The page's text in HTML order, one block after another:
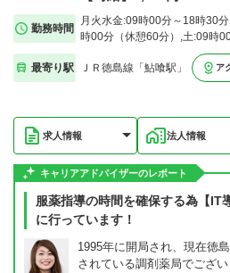
勤務時間
月火水金:09時00分～18時30
時00分（休憩60分）,土:09時
最寄り駅 ＪＲ徳島線「鮎喰駅」 ア
求人情報 法人情報
キャリアアドバイザーのレポート
服薬指導の時間を確保する為【IT
に行っています！
1995年に開局され、現在徳
されている調剤薬局でござい